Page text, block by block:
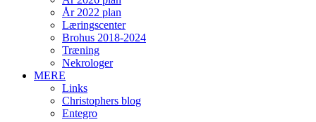
År 2022 plan
Læringscenter
Brohus 2018-2024
Træning
Nekrologer
MERE
Links
Christophers blog
Entegro